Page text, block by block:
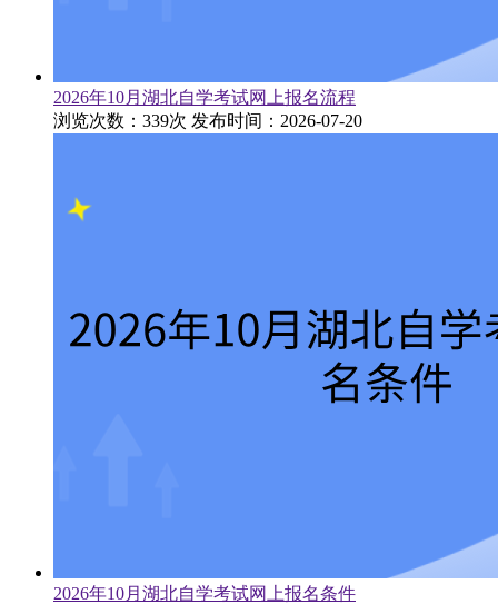
2026年10月湖北自学考试网上报名流程
浏览次数：339次 发布时间：2026-07-20
2026年10月湖北自学考试网上报名条件